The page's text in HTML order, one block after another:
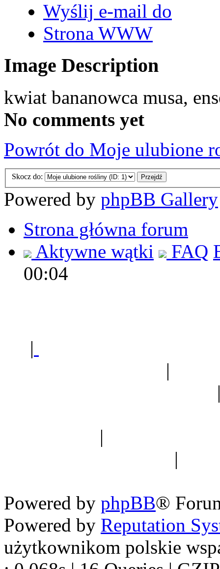
Wyślij e-mail do
Strona WWW
Image Description
kwiat bananowca musa,
No comments yet
Powrót do Moje ulubione
Skocz do:
Powered by phpBB Gallery
Strona główna forum
Aktywne wątki
FAQ
00:04
|
|
|
|
Powered by phpBB®
Powered by Reputation
użytkownikom polskie